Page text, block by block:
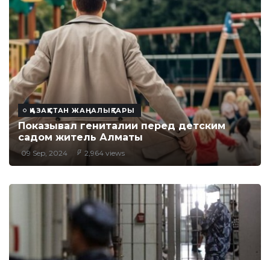
ҚАЗАҚСТАН ЖАҢАЛЫҚТАРЫ
Показывал гениталии перед детским
садом житель Алматы
09 Sep, 2024 2,964 views